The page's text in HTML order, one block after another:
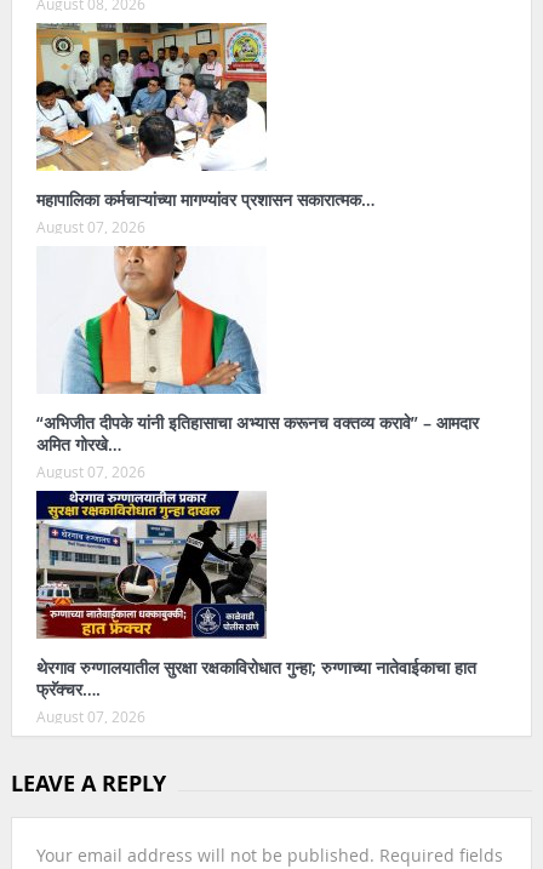
August 08, 2026
महापालिका कर्मचाऱ्यांच्या मागण्यांवर प्रशासन सकारात्मक…
August 07, 2026
“अभिजीत दीपके यांनी इतिहासाचा अभ्यास करूनच वक्तव्य करावे” – आमदार
अमित गोरखे…
August 07, 2026
थेरगाव रुग्णालयातील सुरक्षा रक्षकाविरोधात गुन्हा; रुग्णाच्या नातेवाईकाचा हात
फ्रॅक्चर….
August 07, 2026
LEAVE A REPLY
Your email address will not be published. Required fields